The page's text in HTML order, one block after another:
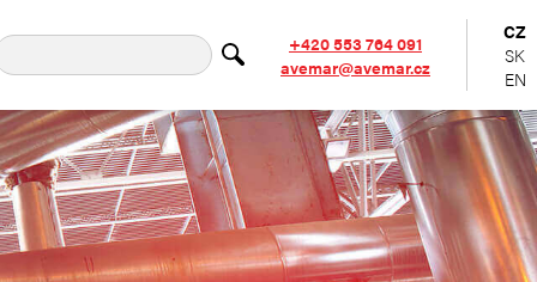
+420 553 764 091
avemar@avemar.cz
CZ
SK
EN